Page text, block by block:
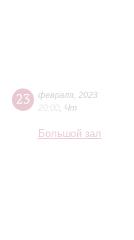
23 февраля 2023
20:00 Чт
Большой зал